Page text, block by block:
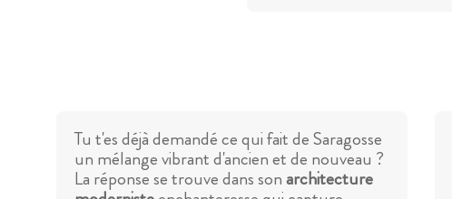
Tu t'es déjà demandé ce qui fait de Saragosse
un mélange vibrant d'ancien et de nouveau ?
La réponse se trouve dans sonarchitecture